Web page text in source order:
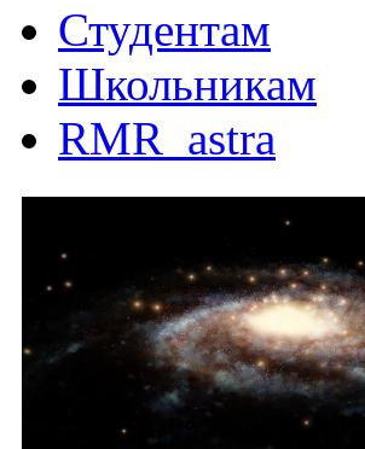
Студентам
Школьникам
RMR_astra